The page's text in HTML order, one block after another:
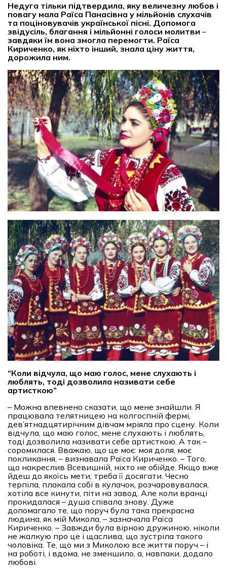
Недуга тільки підтвердила, яку величезну любов і
повагу мала Раїса Панасівна у мільйонів слухачів
та поціновувачів української пісні. Допомога
звідусіль, благання і мільйонні голоси молитви –
завдяки їм вона змогла перемогти. Раїса
Кириченко, як ніхто інший, знала ціну життя,
дорожила ним.
“Коли відчула, що маю голос, мене слухають і
люблять, тоді дозволила називати себе
артисткою”
– Можна впевнено сказати, що мене знайшли. Я
працювала телятницею на колгоспній фермі,
дев’ятнадцятирічним дівчам мріяла про сцену. Коли
відчула, що маю голос, мене слухають і люблять,
тоді дозволила називати себе артисткою. А так –
соромилася. Вважаю, що це моє: моя доля, моє
покликання, – визнавала Раїса Кириченко. – Того,
що накреслив Всевишній, ніхто не обійде. Якщо вже
йдеш до якоїсь мети, треба її досягати. Чесно
терпіла, плакала собі в кулачок, розчаровувалася,
хотіла все кинути, піти на завод. Але коли вранці
прокидалася – душа співала знову. Дуже
допомагало те, що поруч була така прекрасна
людина, як мій Микола, – зазначала Раїса
Кириченко. – Завжди була вірною дружиною, ніколи
не жалкую про це і щаслива, що зустріла такого
чоловіка. Те, що ми з Миколою все життя поруч – і
на роботі, і вдома, не зменшило, а, навпаки, додало
любові.